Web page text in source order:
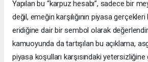
Yapılan bu “karpuz hesabı”, sadece bir
değil, emeğin karşılığının piyasa gerçekleri
eridiğine dair bir sembol olarak
kamuoyunda da tartışılan bu açıklama,
piyasa koşulları karşısındaki